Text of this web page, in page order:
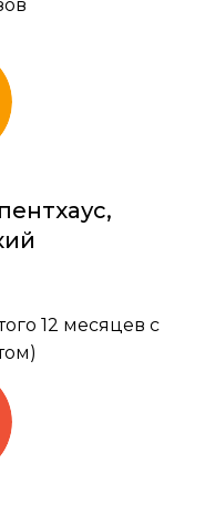
12 месяцев с